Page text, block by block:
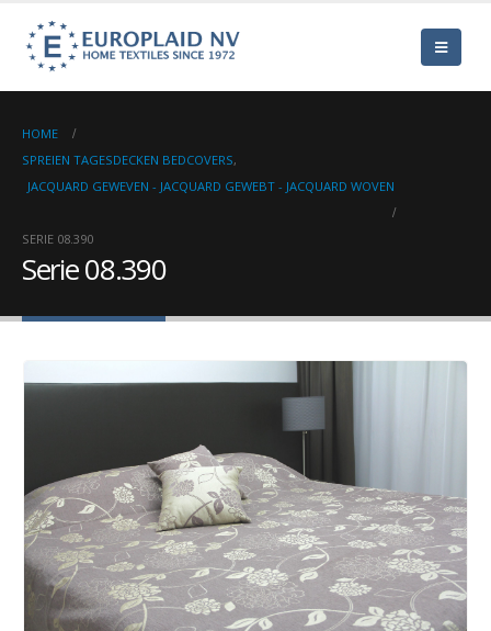
HOME
SPREIEN TAGESDECKEN BEDCOVERS,
JACQUARD GEWEVEN - JACQUARD GEWEBT - JACQUARD WOVEN
SERIE 08.390
Serie 08.390